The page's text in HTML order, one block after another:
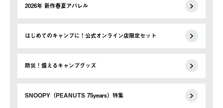
2026年 新作春夏アパレル
はじめてのキャンプに！公式オンライン店限定セット
防災！備えるキャンプグッズ
SNOOPY（PEANUTS 75years）特集